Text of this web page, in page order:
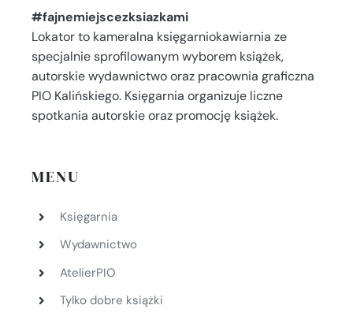
#fajnemiejscezksiazkami
Lokator to kameralna księgarniokawiarnia ze
specjalnie sprofilowanym wyborem książek,
autorskie wydawnictwo oraz pracownia graficzna
PIO Kalińskiego. Księgarnia organizuje liczne
spotkania autorskie oraz promocję książek.
MENU
Księgarnia
Wydawnictwo
AtelierPIO
Tylko dobre książki